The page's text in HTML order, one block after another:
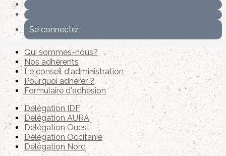
Se connecter
Qui sommes-nous?
Nos adhérents
Le conseil d'administration
Pourquoi adhérer ?
Formulaire d'adhésion
Délégation IDF
Délégation AURA
Délégation Ouest
Délégation Occitanie
Délégation Nord